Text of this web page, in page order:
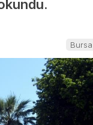
Bursa